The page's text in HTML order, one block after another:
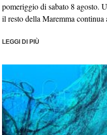
pomeriggio di sabato 8 agosto.
il resto della Maremma
LEGGI DI PIÙ